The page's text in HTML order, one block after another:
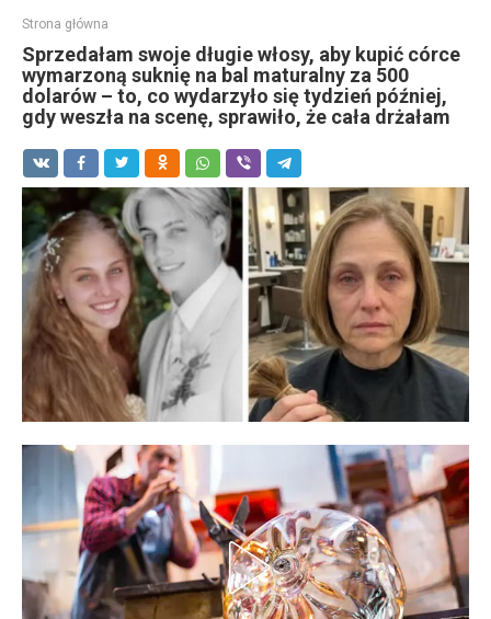
Strona główna
Sprzedałam swoje długie włosy, aby kupić córce
wymarzoną suknię na bal maturalny za 500
dolarów – to, co wydarzyło się tydzień później,
gdy weszła na scenę, sprawiło, że cała drżałam